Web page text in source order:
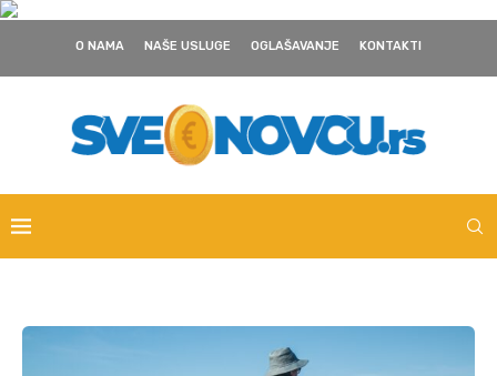
O NAMA NAŠE USLUGE OGLAŠAVANJE KONTAKTI